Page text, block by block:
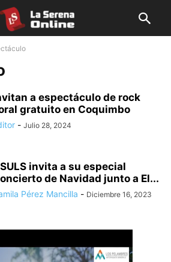
a espectáculo de rock
gratuito en Coquimbo
- Julio 28, 2024
invita a su especial
de Navidad junto a El...
Pérez Mancilla - Diciembre 16, 2023